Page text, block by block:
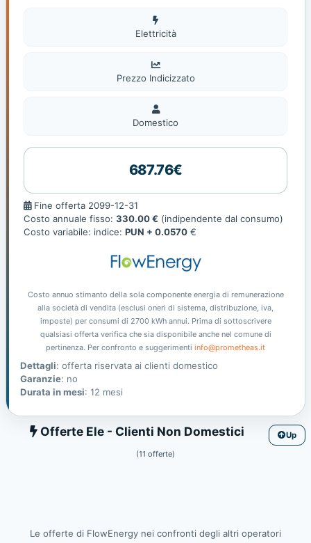
Elettricità
Elettricità
Prezzo Indicizzato
Domestico
Domestico
687.76€
Fine
offerta
Fine offerta 2099-12-31
Costo annuale fisso: 330.00 € (indipendente dal consumo)
Costo variabile: indice: PUN + 0.0570 €
Costo annuo stimanto della sola componente energia di remunerazione
alla società di vendita (esclusi oneri di sistema, distribuzione, iva,
imposte) per consumi di 2700 kWh annui. Prima di sottoscrivere
qualsiasi offerta verifica che sia disponibile anche nel comune di
pertinenza. Per confronto e suggerimenti info@prometheas.it
Dettagli: offerta riservata ai clienti domestico
Garanzie: no
Durata in mesi: 12 mesi
Ele
Offerte Ele - Clienti Non Domestici
Up
(11 offerte)
Le offerte di FlowEnergy nei confronti degli altri operatori